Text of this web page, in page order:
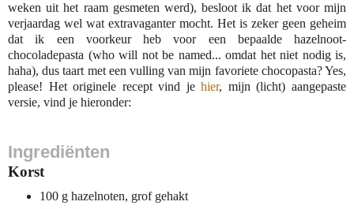
weken uit het raam gesmeten werd), besloot ik dat het voor mijn
verjaardag wel wat extravaganter mocht. Het is zeker geen geheim
dat ik een voorkeur heb voor een bepaalde hazelnoot-
chocoladepasta (who will not be named... omdat het niet nodig is,
haha), dus taart met een vulling van mijn favoriete chocopasta? Yes,
please! Het originele recept vind jehier, mijn (licht) aangepaste
versie, vind je hieronder:
Ingrediënten
Korst
100 g hazelnoten, grof gehakt